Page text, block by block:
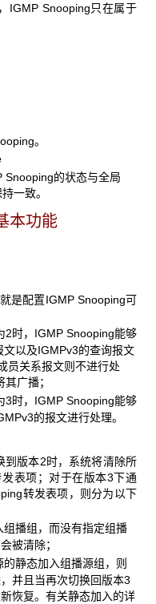
IGMP Snooping只在属于
。
Snooping的状态与全局
一致。
本功能
是配置IGMP Snooping可
时，IGMP Snooping能够
以及IGMPv3的查询报文
员关系报文则不进行处
广播；
时，IGMP Snooping能够
的报文进行处理。
到版本2时，系统将清除所
表项；对于在版本3下通
转发表项，则分为以下
播组，而没有指定组播
被清除；
静态加入组播源组，则
并且当再次切换回版本3
恢复。有关静态加入的详